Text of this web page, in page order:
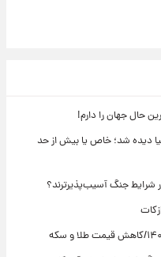
حال جهان را دارم!
دیده شد؛ خاص یا بیش از حد
شرایط جنگ آسیب‌پذیرترند؟